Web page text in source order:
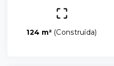
124 m² (Construída)